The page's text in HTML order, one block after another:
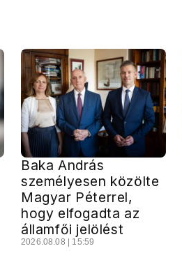
Baka András
személyesen közölte
Magyar Péterrel,
hogy elfogadta az
államfői jelölést
2026.08.08 | 15:59